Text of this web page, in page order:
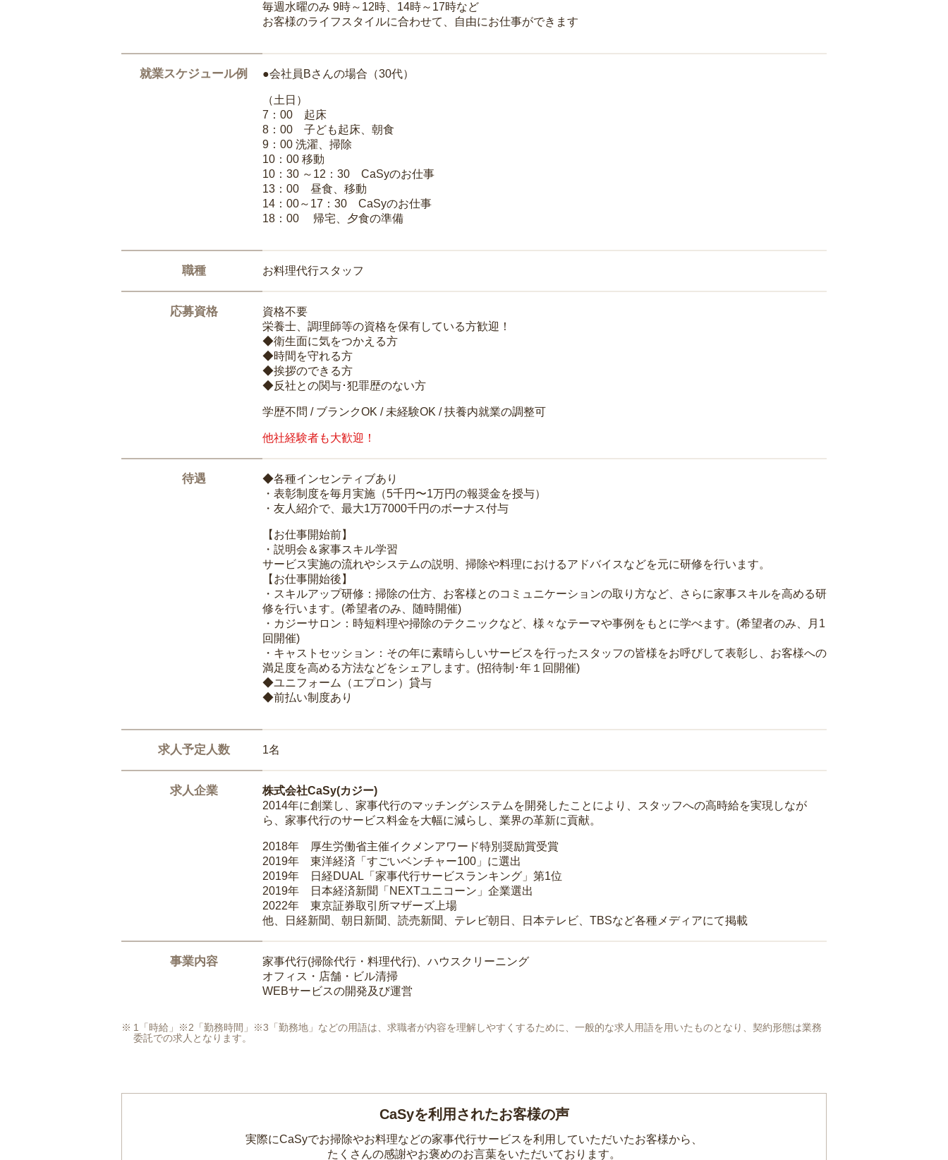
毎週水曜のみ 9時～12時、14時～17時など
お客様のライフスタイルに合わせて、自由にお仕事ができます
就業スケジュール例 ●会社員Bさんの場合（30代）
（土日）
7：00 起床
8：00 子ども起床、朝食
9：00 洗濯、掃除
10：00 移動
10：30 ～12：30 CaSyのお仕事
13：00 昼食、移動
14：00～17：30 CaSyのお仕事
18：00 帰宅、夕食の準備
職種 お料理代行スタッフ
応募資格
資格不要
栄養士、調理師等の資格を保有している方歓迎！
◆衛生面に気をつかえる方
◆時間を守れる方
◆挨拶のできる方
◆反社との関与･犯罪歴のない方
学歴不問 / ブランクOK / 未経験OK / 扶養内就業の調整可
他社経験者も大歓迎！
待遇
◆各種インセンティブあり
・表彰制度を毎月実施（5千円〜1万円の報奨金を授与）
・友人紹介で、最大1万7000千円のボーナス付与
【お仕事開始前】
・説明会＆家事スキル学習
サービス実施の流れやシステムの説明、掃除や料理におけるアドバイスなどを元に研修を行います。
【お仕事開始後】
・スキルアップ研修：掃除の仕方、お客様とのコミュニケーションの取り方など、さらに家事スキルを高める研
修を行います。(希望者のみ、随時開催)
・カジーサロン：時短料理や掃除のテクニックなど、様々なテーマや事例をもとに学べます。(希望者のみ、月1
回開催)
・キャストセッション：その年に素晴らしいサービスを行ったスタッフの皆様をお呼びして表彰し、お客様への
満足度を高める方法などをシェアします。(招待制･年１回開催)
◆ユニフォーム（エプロン）貸与
◆前払い制度あり
求人予定人数 1名
求人企業
株式会社CaSy(カジー)
2014年に創業し、家事代行のマッチングシステムを開発したことにより、スタッフへの高時給を実現しなが
ら、家事代行のサービス料金を大幅に減らし、業界の革新に貢献。
2018年 厚生労働省主催イクメンアワード特別奨励賞受賞
2019年 東洋経済「すごいベンチャー100」に選出
2019年 日経DUAL「家事代行サービスランキング」第1位
2019年 日本経済新聞「NEXTユニコーン」企業選出
2022年 東京証券取引所マザーズ上場
他、日経新聞、朝日新聞、読売新聞、テレビ朝日、日本テレビ、TBSなど各種メディアにて掲載
事業内容
家事代行(掃除代行・料理代行)、ハウスクリーニング
オフィス・店舗・ビル清掃
WEBサービスの開発及び運営
1「時給」※2「勤務時間」※3「勤務地」などの用語は、求職者が内容を理解しやすくするために、一般的な求人用語を用いたものとなり、契約形態は業務
委託での求人となります。
CaSyを利用されたお客様の声
実際にCaSyでお掃除やお料理などの家事代行サービスを利用していただいたお客様から、
たくさんの感謝やお褒めのお言葉をいただいております。